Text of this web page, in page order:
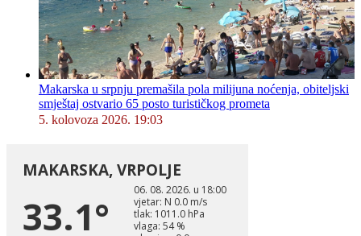
Makarska u srpnju premašila pola milijuna noćenja, obiteljski
smještaj ostvario 65 posto turističkog prometa
5. kolovoza 2026. 19:03